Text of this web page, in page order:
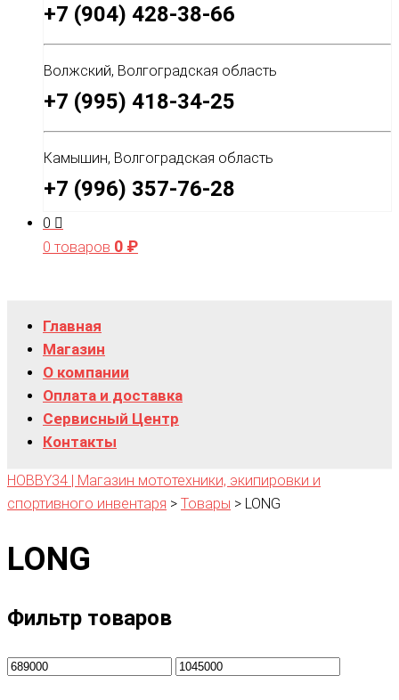
+7 (904) 428-38-66
Волжский, Волгоградская область
+7 (995) 418-34-25
Камышин, Волгоградская область
+7 (996) 357-76-28
0
0 товаров 0 ₽
Главная
Магазин
О компании
Оплата и доставка
Сервисный Центр
Контакты
HOBBY34 | Магазин мототехники, экипировки и
спортивного инвентаря > Товары > LONG
LONG
Фильтр товаров